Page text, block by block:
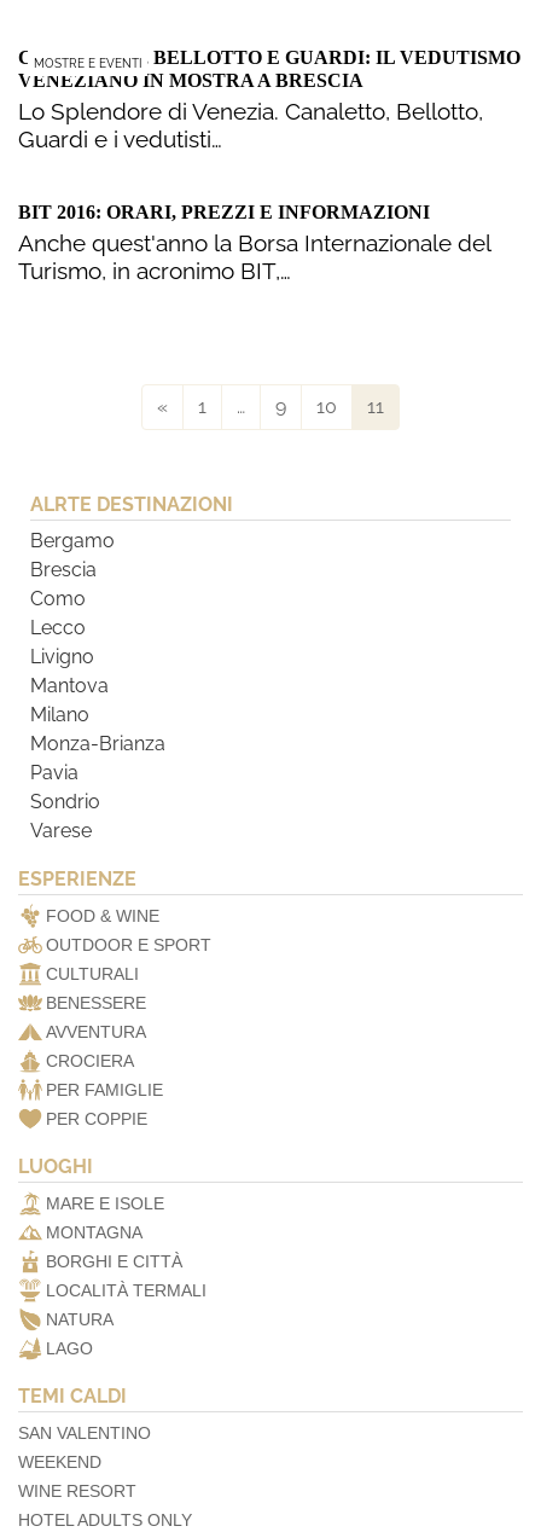
MOSTRE E EVENTI
CANALETTO, BELLOTTO E GUARDI: IL VEDUTISMO
VENEZIANO IN MOSTRA A BRESCIA
Lo Splendore di Venezia. Canaletto, Bellotto,
Guardi e i vedutisti…
BIT 2016: ORARI, PREZZI E INFORMAZIONI
Anche quest'anno la Borsa Internazionale del
Turismo, in acronimo BIT,…
« 1 … 9 10 11
ALRTE DESTINAZIONI
Bergamo
Brescia
Como
Lecco
Livigno
Mantova
Milano
Monza-Brianza
Pavia
Sondrio
Varese
ESPERIENZE
FOOD & WINE
OUTDOOR E SPORT
CULTURALI
BENESSERE
AVVENTURA
CROCIERA
PER FAMIGLIE
PER COPPIE
LUOGHI
MARE E ISOLE
MONTAGNA
BORGHI E CITTÀ
LOCALITÀ TERMALI
NATURA
LAGO
TEMI CALDI
SAN VALENTINO
WEEKEND
WINE RESORT
HOTEL ADULTS ONLY